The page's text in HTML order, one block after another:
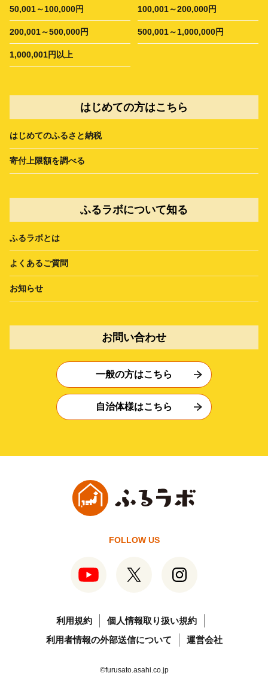
50,001～100,000円 100,001～200,000円
200,001～500,000円 500,001～1,000,000円
1,000,001円以上
はじめての方はこちら
はじめてのふるさと納税
寄付上限額を調べる
ふるラボについて知る
ふるラボとは
よくあるご質問
お知らせ
お問い合わせ
一般の方はこちら
自治体様はこちら
FOLLOW US
利用規約
個人情報取り扱い規約
利用者情報の外部送信について
運営会社
©furusato.asahi.co.jp